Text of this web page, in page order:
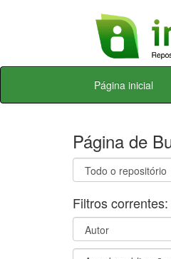
Skip
Página inicial
Página de
Filtros correntes: